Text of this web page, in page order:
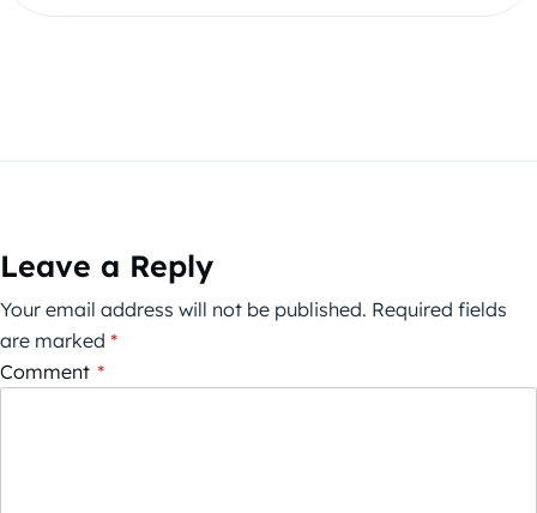
Leave a Reply
Your email address will not be published. Required fields
are marked *
Comment *